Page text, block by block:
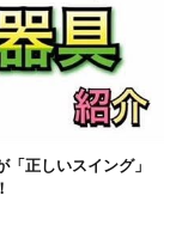
正しいスイング」